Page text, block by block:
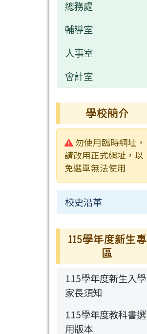
校園公告
常用連結
活動相簿
榮譽榜
行事曆
校園影音
新聞采風
永福通訊
專區
業務職掌
校園公告
常用連結
活動相簿
榮譽榜
行事曆
總務處
業務職掌
校園公告
常用連結
活動相簿
行事曆
檔案下載
輔導室
業務職掌
校園公告
常用連結
活動相簿
榮譽榜
行事曆
人事室
業務職掌
校園公告
常用連結
會計室
業務職掌
校園公告
常用連結
學校簡介
警告:
勿使用臨時網址，
請改用正式網址，以
免選單無法使用
校史沿革
115學年度新生專
區
115學年度新生入學
家長須知
115學年度教科書選
用版本